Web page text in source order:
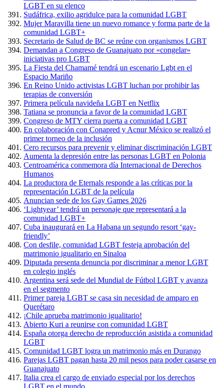
LGBT en su elenco
Sudáfrica, exilio agridulce para la comunidad LGBT
Mujer Maravilla tiene un nuevo romance y forma parte de la
comunidad LGBT+
Secretario de Salud de BC se reúne con organismos LGBT
Demandan a Congreso de Guanajuato por «congelar»
iniciativas pro LGBT
La Fiesta del Chamamé tendrá un escenario Lgbt en el
Espacio Mariño
En Reino Unido activistas LGBT luchan por prohibir las
terapias de conversión
Primera película navideña LGBT en Netflix
Tatiana se pronuncia a favor de la comunidad LGBT
Congreso de MTY cierra puerta a comunidad LGBT
En colaboración con Conapred y Acnur México se realizó el
primer torneo de la inclusión
Cero recursos para prevenir y eliminar discriminación LGBT
Aumenta la depresión entre las personas LGBT en Polonia
Centroamérica conmemora día Internacional de Derechos
Humanos
La productora de Eternals responde a las críticas por la
representación LGBT de la película
Anuncian sede de los Gay Games 2026
‘Lightyear’ tendrá un personaje que representará a la
comunidad LGBT+
Cuba inaugurará en La Habana un segundo resort ‘gay-
friendly’
Con desfile, comunidad LGBT festeja aprobación del
matrimonio igualitario en Sinaloa
Diputada presenta denuncia por discriminar a menor LGBT
en colegio inglés
Argentina será sede del Mundial de Fútbol LGBT y avanza
en el segmento
Primer pareja LGBT se casa sin necesidad de amparo en
Querétaro
¡Chile aprueba matrimonio igualitario!
Abierto Kuri a reunirse con comunidad LGBT
España otorga derecho de reproducción asistida a comunidad
LGBT
Comunidad LGBT logra un matrimonio más en Durango
Parejas LGBT pagan hasta 20 mil pesos para poder casarse en
Guanajuato
Italia crea el cargo de enviado especial por los derechos
LGBT en el mundo